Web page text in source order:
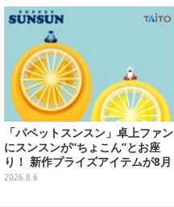
「パペットスンスン」卓上ファン
にスンスンが“ちょこん”とお座
り！ 新作プライズアイテムが8月
下旬より展開ーオーロラストラッ
2026.8.6